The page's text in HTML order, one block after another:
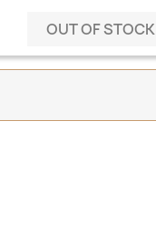
OUT OF STOCK